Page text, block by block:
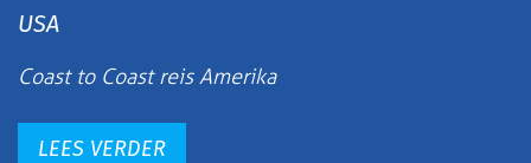
USA
Coast to Coast reis Amerika
LEES VERDER